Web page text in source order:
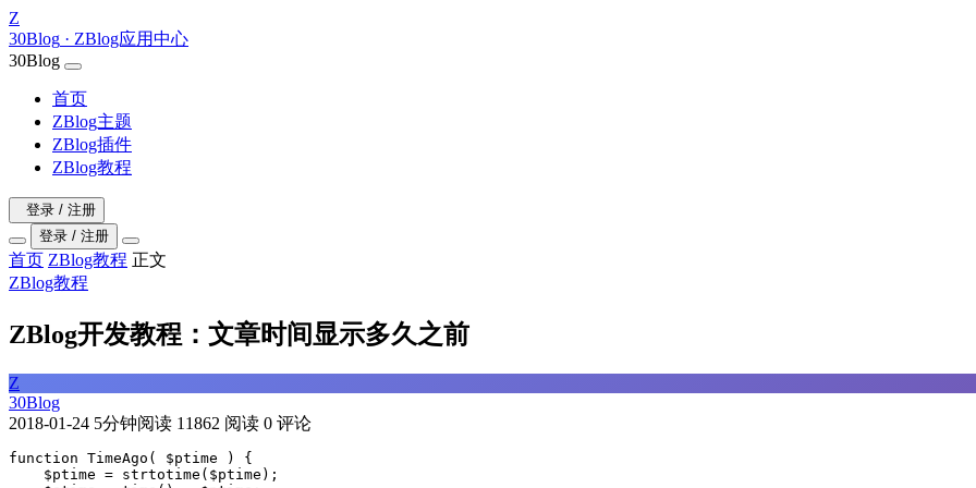
Z
30Blog · ZBlog应用中心
30Blog
首页
ZBlog主题
ZBlog插件
ZBlog教程
登录 / 注册
登录 / 注册
首页 ZBlog教程 正文
ZBlog教程
ZBlog开发教程：文章时间显示多久之前
Z
30Blog
2018-01-24 5分钟阅读 11862 阅读 0 评论
function TimeAgo( $ptime ) {
$ptime = strtotime($ptime);